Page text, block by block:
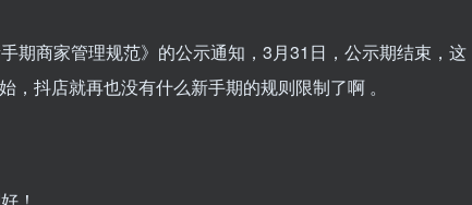
期商家管理规范》的公示通知，3月31日，公示期结束，这
抖店就再也没有什么新手期的规则限制了啊 。